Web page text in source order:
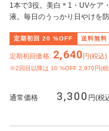
1本で3役。美白 ＊1 ・UVケア
液。毎日のうっかり日やけを
定期初回 20 %OFF 送料無料
定期初回価格: 2,640円(税込)
※2回目以降は 10 %OFF 2,970円(税
通常価格 3,300 円(税